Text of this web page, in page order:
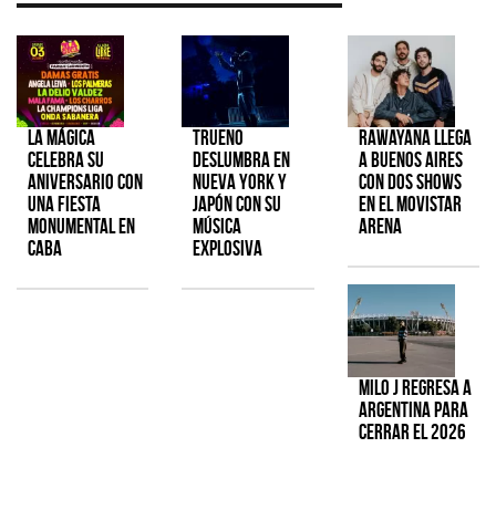
La Mágica
celebra su
aniversario con
una fiesta
monumental en
CABA
TRUENO
deslumbra en
Nueva York y
Japón con su
música
explosiva
Rawayana llega
a Buenos Aires
con dos shows
en el Movistar
Arena
Milo J regresa a
Argentina para
cerrar el 2026